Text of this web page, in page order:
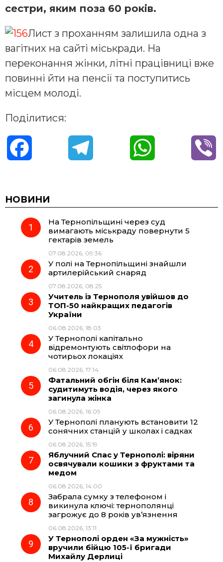
сестри, яким поза 60 років.
Лист з проханням залишила одна з
вагітних на сайті міськради. На
переконання жінки, літні працівниці вже
повинні йти на пенсії та поступитись
місцем молоді.
Поділитися:
c
e
o
o
e
r
a
t
p
НОВИНИ
На Тернопільщині через суд
вимагають міськраду повернути 5
гектарів земель
07.08.2026, 09:36
У полі на Тернопільщині знайшли
артилерійський снаряд
07.08.2026, 08:25
Учитель із Тернополя увійшов до
ТОП-50 найкращих педагогів
України
06.08.2026, 18:03
У Тернополі капітально
відремонтують світлофори на
чотирьох локаціях
06.08.2026, 17:14
Фатальний обгін біля Кам’янок:
судитимуть водія, через якого
загинула жінка
06.08.2026, 16:09
У Тернополі планують встановити 12
сонячних станцій у школах і садках
06.08.2026, 15:19
Яблучний Спас у Тернополі: віряни
освячували кошики з фруктами та
медом
06.08.2026, 14:00
Забрала сумку з телефоном і
викинула ключі: тернополянці
загрожує до 8 років ув’язнення
06.08.2026, 13:11
У Тернополі орден «За мужність»
вручили бійцю 105-ї бригади
Михайлу Дерлиці